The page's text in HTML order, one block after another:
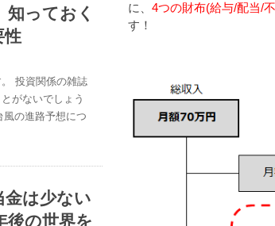
知っておく
性
投資関係の雑誌
がないでしょう
の進路予想につ
金は少ない
後の世界を
に、 4つの財布(給与/配当/
す！